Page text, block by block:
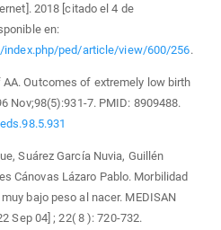
2018 [citado el 4 de
en:
index.php/ped/article/view/600/256.
Outcomes of extremely low birth
Nov;98(5):931-7. PMID: 8909488.
Suárez García Nuvia, Guillén
Cánovas Lázaro Pablo. Morbilidad
bajo peso al nacer. MEDISAN
Sep 04] ; 22( 8 ): 720-732.